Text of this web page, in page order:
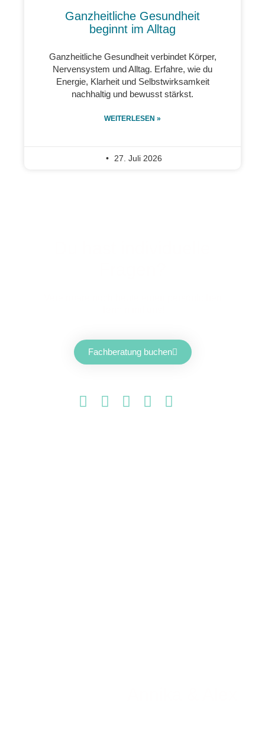
Ganzheitliche Gesundheit
beginnt im Alltag
Ganzheitliche Gesundheit verbindet Körper,
Nervensystem und Alltag. Erfahre, wie du
Energie, Klarheit und Selbstwirksamkeit
nachhaltig und bewusst stärkst.
WEITERLESEN »
27. Juli 2026
Fachberatung buchen